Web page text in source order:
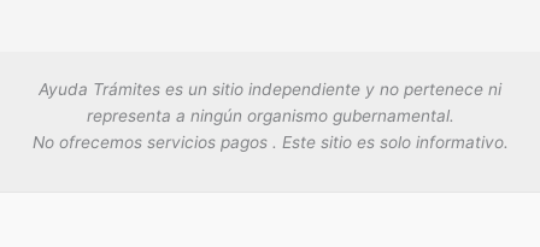
Ayuda Trámites es un sitio independiente y no pertenece ni
representa a ningún organismo gubernamental.
No ofrecemos servicios pagos . Este sitio es solo informativo.